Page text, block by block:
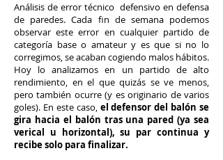
Análisis de error técnico defensivo en defensa
de paredes. Cada fin de semana podemos
observar este error en cualquier partido de
categoría base o amateur y es que si no lo
corregimos, se acaban cogiendo malos hábitos.
Hoy lo analizamos en un partido de alto
rendimiento, en el que quizás se ve menos,
pero también ocurre (y es originario de varios
goles). En este caso, el defensor del balón se
gira hacia el balón tras una pared (ya sea
verical u horizontal), su par continua y
recibe solo para finalizar.